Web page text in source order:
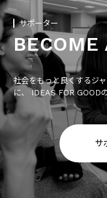
サポーター
BECOME
社会をもっと良くするジ
に、 IDEAS FOR GOOD
サ